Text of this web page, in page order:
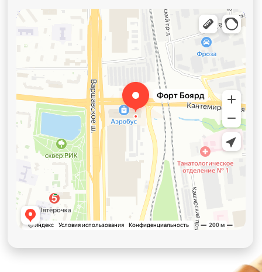
Праздник в формате
Детский день рождения
Взрослый день рождения
Корпоратив
Новый год
Поход классом
Выездное мероприятие